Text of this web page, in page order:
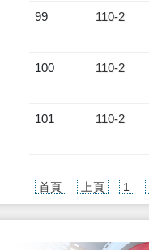
99 110-2
100 110-2
101 110-2
首頁 上頁 1